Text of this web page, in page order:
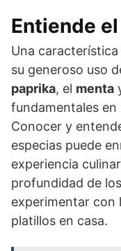
Entiende
Una
su generoso uso
paprika, el menta
fundamentales
Conocer y
especias puede
experiencia
profundidad de
experimentar con
platillos en casa.